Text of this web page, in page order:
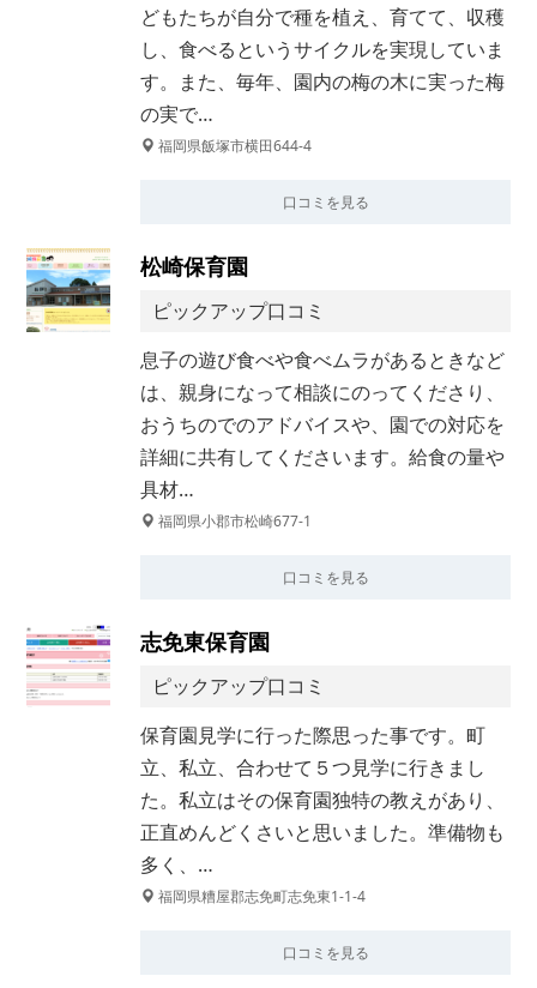
どもたちが自分で種を植え、育てて、収穫
し、食べるというサイクルを実現していま
す。また、毎年、園内の梅の木に実った梅
の実で…
福岡県飯塚市横田644-4
口コミを見る
松崎保育園
ピックアップ口コミ
息子の遊び食べや食べムラがあるときなど
は、親身になって相談にのってくださり、
おうちのでのアドバイスや、園での対応を
詳細に共有してくださいます。給食の量や
具材…
福岡県小郡市松崎677-1
口コミを見る
志免東保育園
ピックアップ口コミ
保育園見学に行った際思った事です。町
立、私立、合わせて５つ見学に行きまし
た。私立はその保育園独特の教えがあり、
正直めんどくさいと思いました。準備物も
多く、…
福岡県糟屋郡志免町志免東1-1-4
口コミを見る